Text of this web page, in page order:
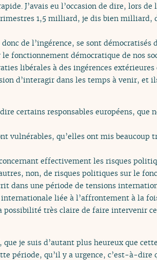
J’avais eu l’occasion de dire, lors
1,5 milliard, je dis bien milliard,
de l’ingérence, se sont démocratisés
fonctionnement démocratique de nos
libérales à des ingérences
d’interagir dans les temps à venir, et
certains responsables européens, que
vulnérables, qu’elles ont mis beaucoup
effectivement les risques
non, de risques politiques sur le
dans une période de tensions
liée à l’affrontement à la
très claire de faire intervenir
je suis d’autant plus heureux que
période, qu’il y a urgence, c’est-à-dire